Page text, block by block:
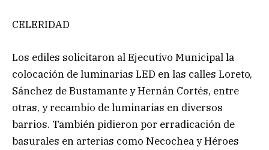
CELERIDAD
Los ediles solicitaron al Ejecutivo Municipal la
colocación de luminarias LED en las calles Loreto,
Sánchez de Bustamante y Hernán Cortés, entre
otras, y recambio de luminarias en diversos
barrios. También pidieron por erradicación de
basurales en arterias como Necochea y Héroes